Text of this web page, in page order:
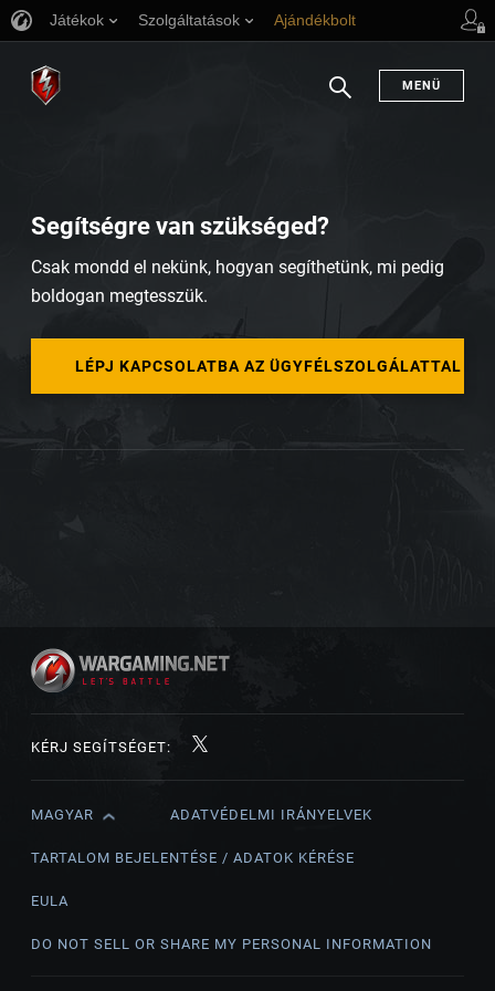
Játékok Szolgáltatások Ajándékbolt
Keresés
MENÜ
Segítségre van szükséged?
Csak mondd el nekünk, hogyan segíthetünk, mi pedig
boldogan megtesszük.
LÉPJ KAPCSOLATBA AZ ÜGYFÉLSZOLGÁLATTAL
KÉRJ SEGÍTSÉGET:
English
Čeština
MAGYAR ADATVÉDELMI IRÁNYELVEK
TARTALOM BEJELENTÉSE / ADATOK KÉRÉSE
EULA
DO NOT SELL OR SHARE MY PERSONAL INFORMATION